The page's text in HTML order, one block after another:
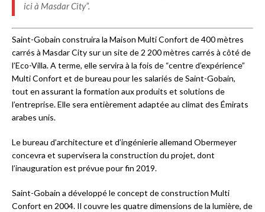
ici à Masdar City”.
Saint-Gobain construira la Maison Multi Confort de 400 mètres
carrés à Masdar City sur un site de 2 200 mètres carrés à côté de
l’Eco-Villa. A terme, elle servira à la fois de “centre d’expérience”
Multi Confort et de bureau pour les salariés de Saint-Gobain,
tout en assurant la formation aux produits et solutions de
l’entreprise. Elle sera entièrement adaptée au climat des Émirats
arabes unis.
Le bureau d’architecture et d’ingénierie allemand Obermeyer
concevra et supervisera la construction du projet, dont
l’inauguration est prévue pour fin 2019.
Saint-Gobain a développé le concept de construction Multi
Confort en 2004. Il couvre les quatre dimensions de la lumière, de